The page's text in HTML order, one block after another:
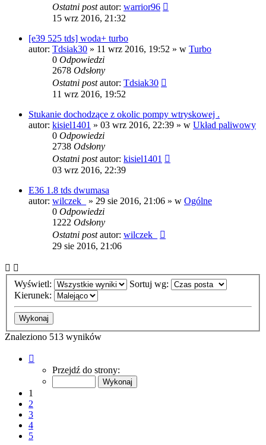
Ostatni postautor: warrior96
15 wrz 2016, 21:32
[e39 525 tds] woda+ turbo
autor: Tdsiak30 » 11 wrz 2016, 19:52 » w Turbo
0 Odpowiedzi
2678 Odsłony
Ostatni postautor: Tdsiak30
11 wrz 2016, 19:52
Stukanie dochodzące z okolic pompy wtryskowej .
autor: kisiel1401 » 03 wrz 2016, 22:39 » w Układ paliwowy
0 Odpowiedzi
2738 Odsłony
Ostatni postautor: kisiel1401
03 wrz 2016, 22:39
E36 1.8 tds dwumasa
autor: wilczek_ » 29 sie 2016, 21:06 » w Ogólne
0 Odpowiedzi
1222 Odsłony
Ostatni postautor: wilczek_
29 sie 2016, 21:06
Wyświetl:
Sortuj wg:
Kierunek:
Znaleziono 513 wyników
Przejdź do strony:
1
2
3
4
5